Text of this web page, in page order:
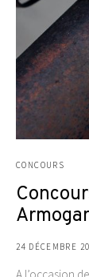
CONCOURS
24 DÉCEMBRE